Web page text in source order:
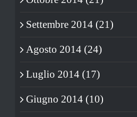
Settembre 2014 (21)
Agosto 2014 (24)
Luglio 2014 (17)
Giugno 2014 (10)